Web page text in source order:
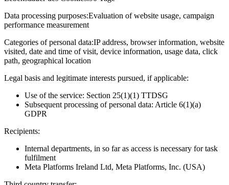
Data processing purposes:Evaluation of website usage, campaign
performance measurement
Categories of personal data:IP address, browser information, website
visited, date and time of visit, device information, usage data, click
path, geographical location
Legal basis and legitimate interests pursued, if applicable:
Use of the service: Section 25(1)(1) TTDSG
Subsequent processing of personal data: Article 6(1)(a)
GDPR
Recipients:
Internal departments, in so far as access is necessary for task
fulfilment
Meta Platforms Ireland Ltd, Meta Platforms, Inc. (USA)